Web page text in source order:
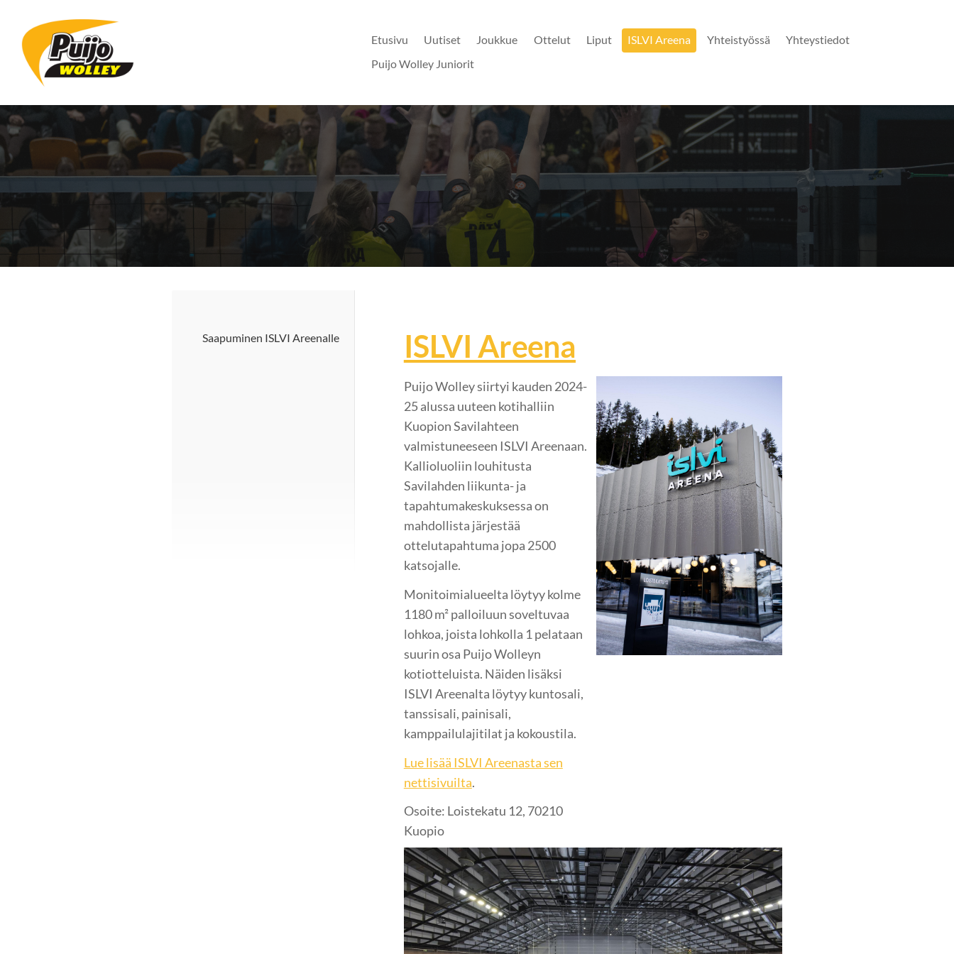
sivun
sisältöön
Sivuston etusivulle
Etusivu Uutiset Joukkue Ottelut Liput ISLVI Areena Yhteistyössä
Yhteystiedot
Puijo Wolley Juniorit
Saapuminen ISLVI Areenalle ISLVI Areena
Puijo Wolley siirtyi kauden 2024-
25 alussa uuteen kotihalliin
Kuopion Savilahteen
valmistuneeseen ISLVI Areenaan.
Kallioluoliin louhitusta
Savilahden liikunta- ja
tapahtumakeskuksessa on
mahdollista järjestää
ottelutapahtuma jopa 2500
katsojalle.
Monitoimialueelta löytyy kolme
1180 m² palloiluun soveltuvaa
lohkoa, joista lohkolla 1 pelataan
suurin osa Puijo Wolleyn
kotiotteluista. Näiden lisäksi
ISLVI Areenalta löytyy kuntosali,
tanssisali, painisali,
kamppailulajitilat ja kokoustila.
Lue lisää ISLVI Areenasta sen
nettisivuilta.
Osoite: Loistekatu 12, 70210
Kuopio